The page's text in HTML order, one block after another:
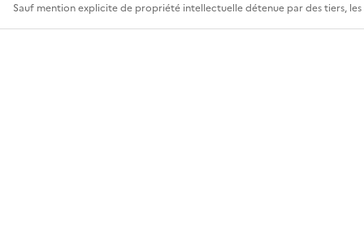
Sauf mention explicite de propriété intellectuelle détenue par des tiers,